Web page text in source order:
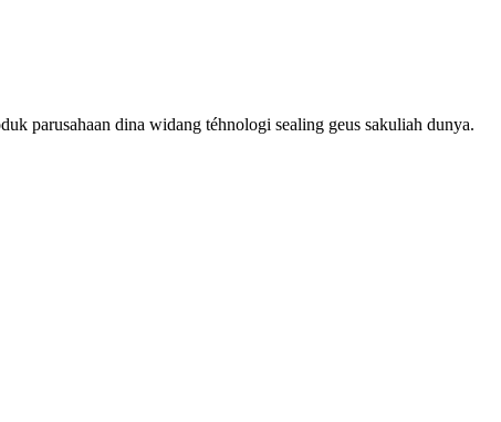
parusahaan dina widang téhnologi sealing geus sakuliah dunya.